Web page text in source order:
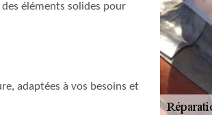
éléments solides pour
adaptées à vos besoins et